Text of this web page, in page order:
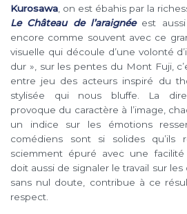
Kurosawa , on est ébahis par la
Le Château de l’araignéeest aussi
encore comme souvent avec ce
visuelle qui découle d’une volonté
dur », sur les pentes du Mont Fuji,
entre jeu des acteurs inspiré du
stylisée qui nous bluffe. La
provoque du caractère à l’image,
un indice sur les émotions
comédiens sont si solides qu’ils
sciemment épuré avec une
doit aussi de signaler le travail sur
sans nul doute, contribue à ce
respect.